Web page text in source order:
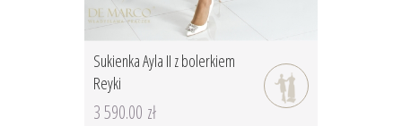
Sukienka Ayla II z bolerkiem
Reyki
3 590.00 zł